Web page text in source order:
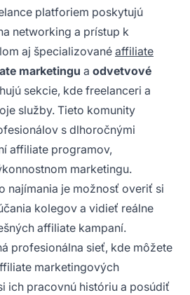
platforiem poskytujú
networking a prístup k
aj špecializované affiliate
marketingu a odvetvové
sekcie, kde freelanceri a
služby. Tieto komunity
s dlhoročnými
affiliate programov,
marketingu.
najímania je možnosť overiť si
kolegov a vidieť reálne
affiliate kampaní.
profesionálna sieť, kde môžete
marketingových
ich pracovnú históriu a posúdiť